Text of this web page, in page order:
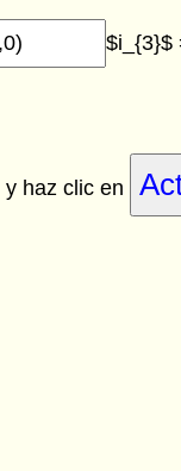
$i_{3}$
y haz clic en